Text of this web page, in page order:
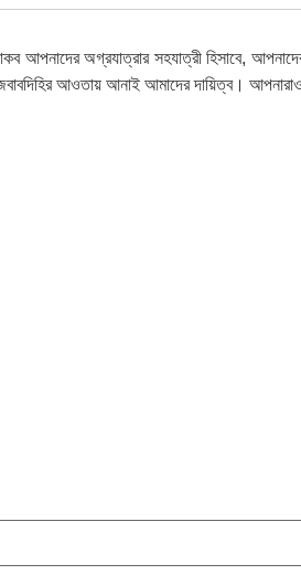
আপনাদের অগ্রযাত্রার সহযাত্রী হিসাবে,
আওতায় আনাই আমাদের দায়িত্ব।